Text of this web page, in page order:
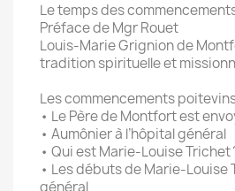
Le temps des
Préface de Mgr Rouet
Louis-Marie Grignion de
tradition spirituelle et
Les commencements
• Le Père de Montfort est
• Aumônier à l’hôpital général
• Qui est Marie-Louise Trichet
• Les débuts de Marie-Louise
général